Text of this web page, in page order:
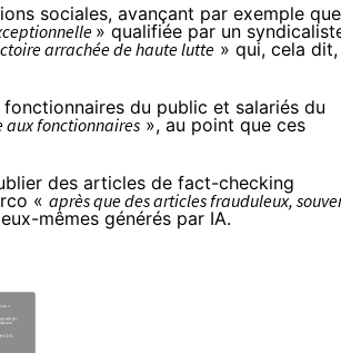
sociales, avançant par exemple
» qualifiée par un
arrachée de haute lutte » qui, cela dit,
du public et salariés du
fonctionnaires », au point que ces
des articles de fact-checking
« après que desarticles frauduleux,
mêmes générés par IA.